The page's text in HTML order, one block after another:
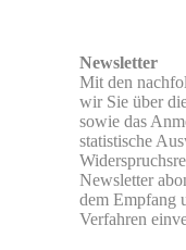
Newsletter
Mit den
wir Sie über
sowie das
statistische
Newsletter
dem Empfang
Verfahren